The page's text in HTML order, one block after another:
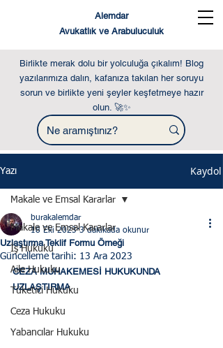
Alemdar
Avukatlık ve Arabuluculuk
Birlikte merak dolu bir yolculuğa çıkalım! Blog
yazılarımıza dalın, kafanıza takılan her soruyu
sorun ve birlikte yeni şeyler keşfetmeye hazır
olun. 🚀✨
Yazı Kaydol
Makale ve Emsal Kararlar
İş Hukuku
Aile Hukuku
Tüketici Hukuku
Ceza Hukuku
Yabancılar Hukuku
Makale ve Emsal Kararlar
Uzlaştırma Teklif Formu Örneği
burakalemdar
18 Eki 2023 3 dakikada okunur
Güncelleme tarihi: 13 Ara 2023
CEZA MUHAKEMESİ HUKUKUNDA
UZLAŞTIRMA